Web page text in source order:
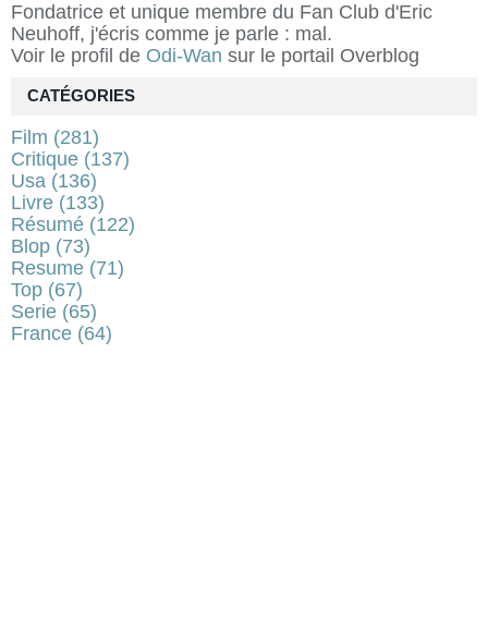
Fondatrice et unique membre du Fan Club d'Eric
Neuhoff, j'écris comme je parle : mal.
Voir le profil de Odi-Wan sur le portail Overblog
CATÉGORIES
Film (281)
Critique (137)
Usa (136)
Livre (133)
Résumé (122)
Blop (73)
Resume (71)
Top (67)
Serie (65)
France (64)